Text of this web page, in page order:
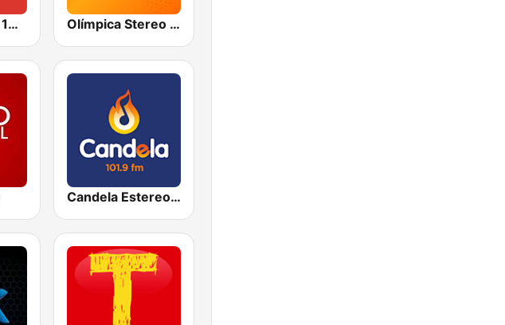
Alerta Bogotá 104.4 FM Olímpica Stereo Bogotá 105.9 FM
Candela Estereo 101.9 FM